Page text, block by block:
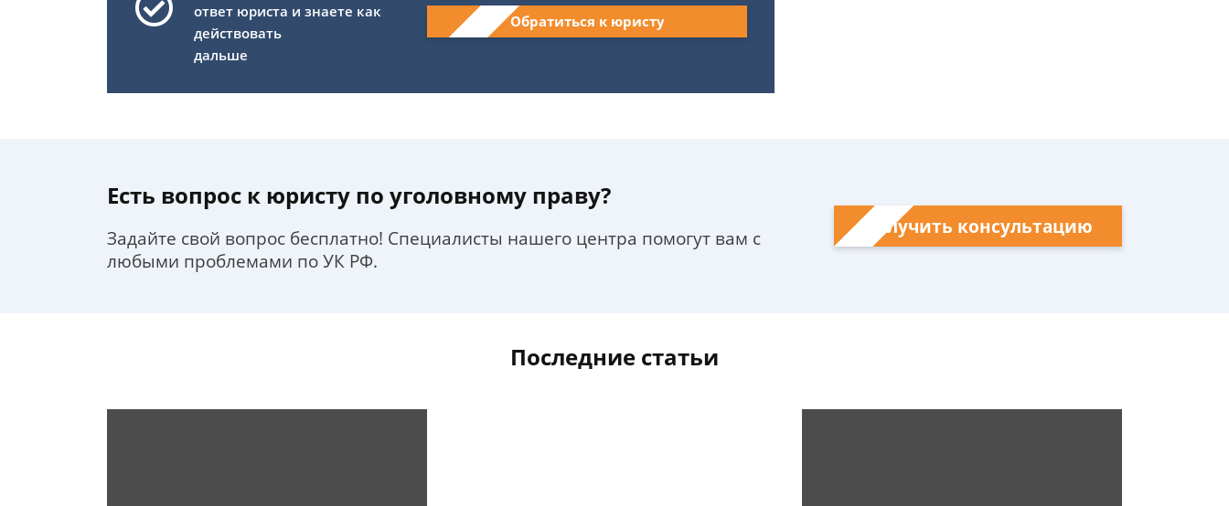
ответ юриста и знаете как
действовать
дальше
Обратиться к юристу
Есть вопрос к юристу по уголовному праву?
Задайте свой вопрос бесплатно! Специалисты нашего центра помогут вам с
любыми проблемами по УК РФ.
Получить консультацию
Последние статьи